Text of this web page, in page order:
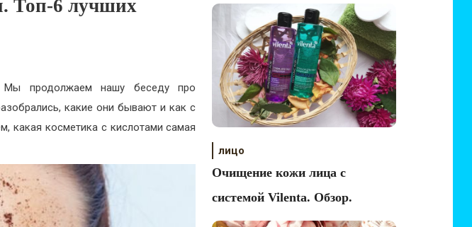
Топ-6 лучших
Мы продолжаем нашу беседу про
какие они бывают и как с
какая косметика с кислотами самая
лицо
Очищение кожи лица с
системой Vilenta. Обзор.